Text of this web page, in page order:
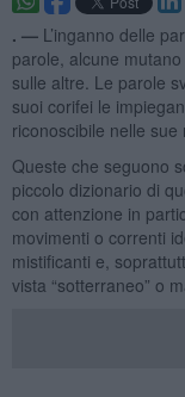
. — L’inganno delle
parole, alcune
sulle altre. Le parole
suoi corifei le
riconoscibile nelle sue
Queste che seguono
piccolo dizionario di
con attenzione in
movimenti o correnti
mistificanti e,
vista “sotterraneo” o